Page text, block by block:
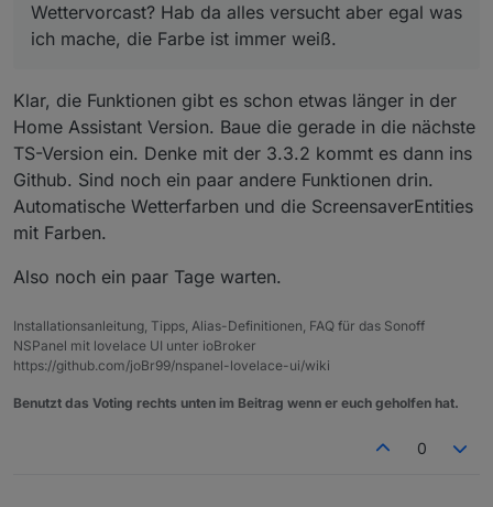
Wettervorcast? Hab da alles versucht aber egal was
ich mache, die Farbe ist immer weiß.
Klar, die Funktionen gibt es schon etwas länger in der
Home Assistant Version. Baue die gerade in die nächste
TS-Version ein. Denke mit der 3.3.2 kommt es dann ins
Github. Sind noch ein paar andere Funktionen drin.
Automatische Wetterfarben und die ScreensaverEntities
mit Farben.
Also noch ein paar Tage warten.
Installationsanleitung, Tipps, Alias-Definitionen, FAQ für das Sonoff
NSPanel mit lovelace UI unter ioBroker
https://github.com/joBr99/nspanel-lovelace-ui/wiki
Benutzt das Voting rechts unten im Beitrag wenn er euch geholfen hat.
0